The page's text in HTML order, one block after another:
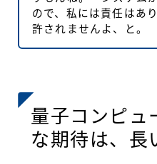
ので、私には責任はあ
許されませんよ、と。
量子コンピュ
な期待は、長